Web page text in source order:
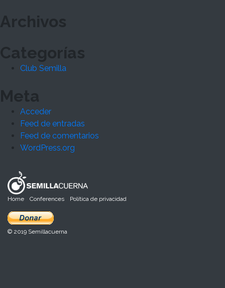
Archivos
Categorías
Club Semilla
Meta
Acceder
Feed de entradas
Feed de comentarios
WordPress.org
Home Conferences Política de privacidad
© 2019 Semillacuerna